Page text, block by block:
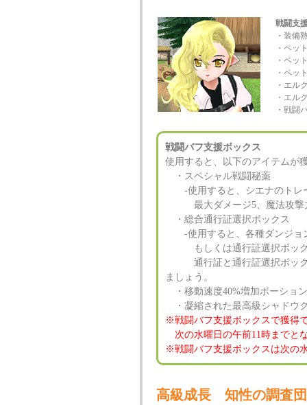
戦闘支
・装備
・ペッ
・ペッ
・ペッ
・エル
・エル
・戦闘
戦闘バフ支援ボックス
使用すると、以下のアイテムが
・スペシャル戦闘秘薬
‐使用すると、シエナのトレ
最大ダメージ5、魔法攻撃力
・総合通行証選択ボックス
‐使用すると、各種ダンジョ
もしくは通行証選択ボック
通行証と通行証選択ボック
ましょう。
・移動速度40%増加ポーショ
・凝縮された最高級シャドウ
※戦闘バフ支援ボックスで獲得
次の水曜日の午前11時までと
※戦闘バフ支援ボックスは次の
高級成長 知性の調査